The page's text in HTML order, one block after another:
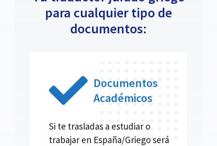
para cualquier tipo de
documentos:
Documentos
Académicos
Si te trasladas a estudiar o
trabajar en España/Griego será